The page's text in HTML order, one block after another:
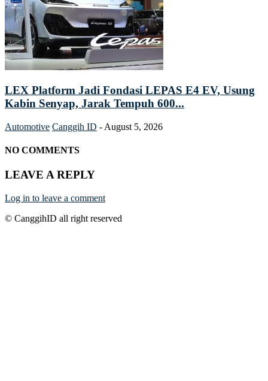
LEX Platform Jadi Fondasi LEPAS E4 EV, Usung
Kabin Senyap, Jarak Tempuh 600...
Automotive Canggih ID - August 5, 2026
NO COMMENTS
LEAVE A REPLY
Log in to leave a comment
© CanggihID all right reserved